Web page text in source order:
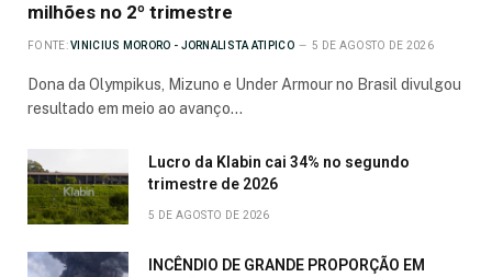
milhões no 2º trimestre
FONTE: VINICIUS MORORO - JORNALISTA ATIPICO 5 DE AGOSTO DE 2026
Dona da Olympikus, Mizuno e Under Armour no Brasil divulgou
resultado em meio ao avanço…
Lucro da Klabin cai 34% no segundo
trimestre de 2026
5 DE AGOSTO DE 2026
INCÊNDIO DE GRANDE PROPORÇÃO EM